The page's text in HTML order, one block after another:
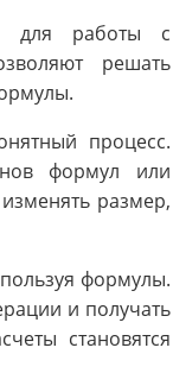
для работы с
решать
процесс.
формул или
размер,
формулы.
и получать
становятся